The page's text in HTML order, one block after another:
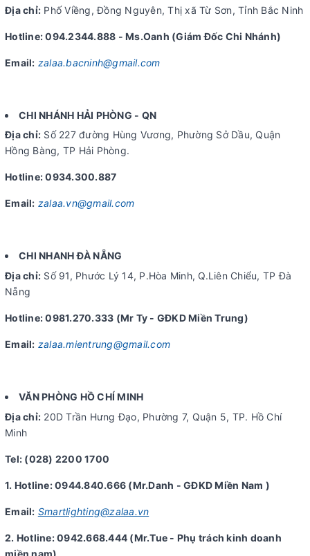
Địa chỉ: Phố Viềng, Đồng Nguyên, Thị xã Từ Sơn, Tỉnh Bắc Ninh
Hotline: 094.2344.888 - Ms.Oanh (Giám Đốc Chi Nhánh)
Email: zalaa.bacninh@gmail.com
CHI NHÁNH HẢI PHÒNG - QN
Địa chỉ: Số 227 đường Hùng Vương, Phường Sở Dầu, Quận
Hồng Bàng, TP Hải Phòng.
Hotline: 0934.300.887
Email: zalaa.vn@gmail.com
CHI NHANH ĐÀ NẴNG
Địa chỉ: Số 91, Phước Lý 14, P.Hòa Minh, Q.Liên Chiểu, TP Đà
Nẵng
Hotline: 0981.270.333 (Mr Ty - GĐKD Miền Trung)
Email: zalaa.mientrung@gmail.com
VĂN PHÒNG HỒ CHÍ MINH
Địa chỉ: 20D Trần Hưng Đạo, Phường 7, Quận 5, TP. Hồ Chí
Minh
Tel: (028) 2200 1700
1. Hotline: 0944.840.666 (Mr.Danh - GĐKD Miền Nam )
Email: Smartlighting@zalaa.vn
2. Hotline: 0942.668.444 (Mr.Tue - Phụ trách kinh doanh
miền nam)